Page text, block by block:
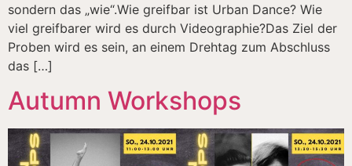
sondern das „wie“.Wie greifbar ist Urban Dance? Wie
viel greifbarer wird es durch Videographie?Das Ziel der
Proben wird es sein, an einem Drehtag zum Abschluss
das […]
Autumn Workshops